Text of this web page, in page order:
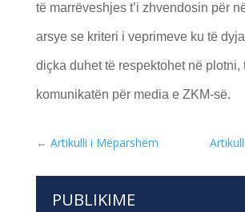
të marrëveshjes t’i zhvendosin për
arsye se kriteri i veprimeve ku të
diçka duhet të respektohet në plotni,
komunikatën për media e ZKM-së.
← Artikulli i Mëparshëm
PUBLIKIME